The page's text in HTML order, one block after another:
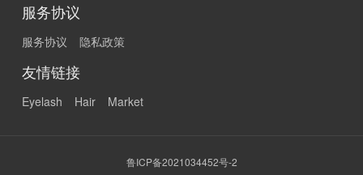
服务协议
服务协议 隐私政策
友情链接
Eyelash Hair Market
鲁ICP备2021034452号-2